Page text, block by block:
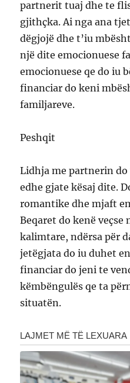
partnerit tuaj dhe te
gjithçka. Ai nga ana
dëgjojë dhe t’iu
një dite emocionuese
emocionuese qe do iu
financiar do keni
familjareve.
Peshqit
Lidhja me partnerin
edhe gjate kësaj dite.
romantike dhe mjaft
Beqaret do kenë veçse
kalimtare, ndërsa për
jetëgjata do iu duhet
financiar do jeni te
këmbëngulës qe ta
situatën.